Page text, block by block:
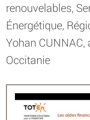
renouvelables,
Énergétique,
Yohan CUNNAC,
Occitanie